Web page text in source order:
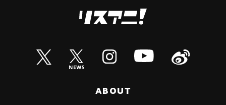
ABOUT